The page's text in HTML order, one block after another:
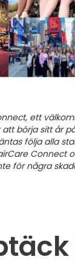
ett
att börja sitt år
följa alla
för några